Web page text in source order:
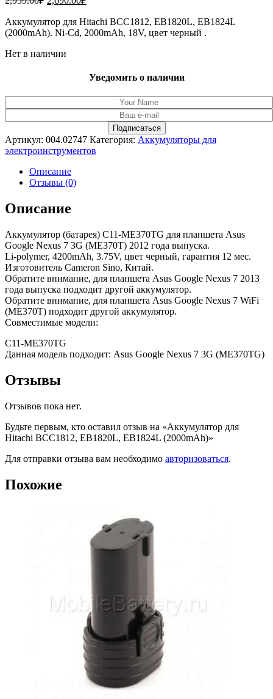
составляла
2,959.00₽.
2,690.00₽.
Аккумулятор для Hitachi BCC1812, EB1820L, EB1824L
(2000mAh). Ni-Cd, 2000mAh, 18V, цвет черный .
Нет в наличии
Уведомить о наличии
Артикул: 004.02747 Категория: Аккумуляторы для
электроинструментов
Описание
Отзывы (0)
Описание
Аккумулятор (батарея) C11-ME370TG для планшета Asus
Google Nexus 7 3G (ME370T) 2012 года выпуска.
Li-polymer, 4200mAh, 3.75V, цвет черный, гарантия 12 мес.
Изготовитель Cameron Sino, Китай.
Обратите внимание, для планшета Asus Google Nexus 7 2013
года выпуска подходит другой аккумулятор.
Обратите внимание, для планшета Asus Google Nexus 7 WiFi
(ME370T) подходит другой аккумулятор.
Совместимые модели:
C11-ME370TG
Данная модель подходит: Asus Google Nexus 7 3G (ME370TG)
Отзывы
Отзывов пока нет.
Будьте первым, кто оставил отзыв на «Аккумулятор для
Hitachi BCC1812, EB1820L, EB1824L (2000mAh)»
Для отправки отзыва вам необходимо авторизоваться.
Похожие